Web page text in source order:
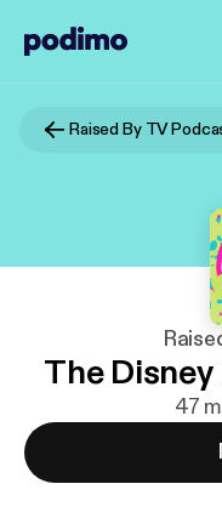
Raised By TV
The
47